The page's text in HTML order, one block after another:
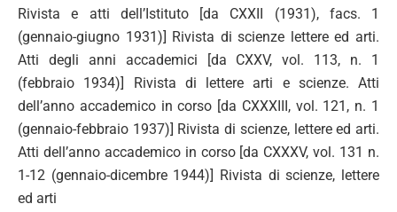
Rivista e atti dell’Istituto [da CXXII (1931), facs. 1
(gennaio-giugno 1931)] Rivista di scienze lettere ed arti.
Atti degli anni accademici [da CXXV, vol. 113, n. 1
(febbraio 1934)] Rivista di lettere arti e scienze. Atti
dell’anno accademico in corso [da CXXXIII, vol. 121, n. 1
(gennaio-febbraio 1937)] Rivista di scienze, lettere ed arti.
Atti dell’anno accademico in corso [da CXXXV, vol. 131 n.
1-12 (gennaio-dicembre 1944)] Rivista di scienze, lettere
ed arti